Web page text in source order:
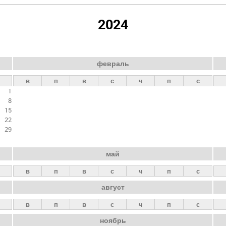
2024
1
8
15
22
29
февраль
в п в с ч п с
май
в п в с ч п с
август
в п в с ч п с
ноябрь